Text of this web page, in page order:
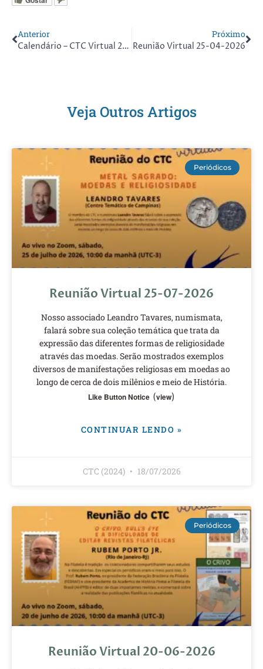
Anterior
Calendário – CTC Virtual 2026
Próximo
Reunião Virtual 25-04-2026
Veja Outros Artigos
Periódicos
Reunião Virtual 25-07-2026
Nosso associado Leandro Tavares, numismata,
falará sobre sua coleção temática que trata da
expressão das diferentes formas de religiosidade
através das moedas. Serão mostrados exemplos
diversos de manifestações religiosas em moedas ao
longo de cerca de dois milênios e meio de História.
Like Button Notice (view)
CONTINUAR LENDO »
CTC (2024) 18/07/2026
Periódicos
Reunião Virtual 20-06-2026